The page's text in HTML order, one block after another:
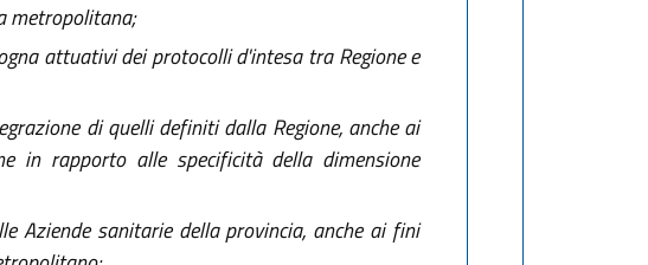
metropolitana;
attuativi dei protocolli d'intesa tra Regione e
di quelli definiti dalla Regione, anche ai
in rapporto alle specificità della dimensione
Aziende sanitarie della provincia, anche ai fini